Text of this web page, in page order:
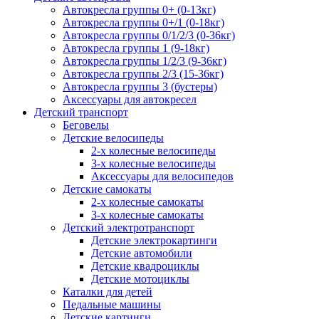
Автокресла группы 0+ (0-13кг)
Автокресла группы 0+/1 (0-18кг)
Автокресла группы 0/1/2/3 (0-36кг)
Автокресла группы 1 (9-18кг)
Автокресла группы 1/2/3 (9-36кг)
Автокресла группы 2/3 (15-36кг)
Автокресла группы 3 (бустеры)
Аксессуары для автокресел
Детский транспорт
Беговелы
Детские велосипеды
2-х колесные велосипеды
3-х колесные велосипеды
Аксессуары для велосипедов
Детские самокаты
2-х колесные самокаты
3-х колесные самокаты
Детский электротранспорт
Детские электрокартинги
Детские автомобили
Детские квадроциклы
Детские мотоциклы
Каталки для детей
Педальные машины